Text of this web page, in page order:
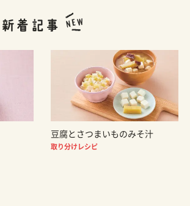
豆腐とさつまいものみそ汁
取り分けレシピ